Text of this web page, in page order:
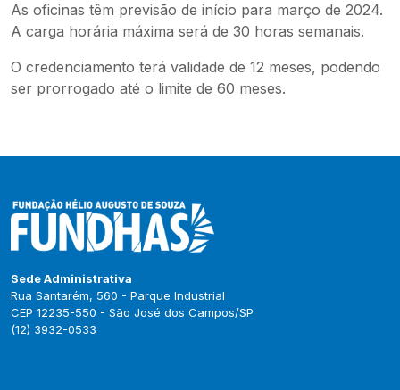
As oficinas têm previsão de início para março de 2024.
A carga horária máxima será de 30 horas semanais.
O credenciamento terá validade de 12 meses, podendo
ser prorrogado até o limite de 60 meses.
Sede Administrativa
Rua Santarém, 560 - Parque Industrial
CEP 12235-550 - São José dos Campos/SP
(12) 3932-0533